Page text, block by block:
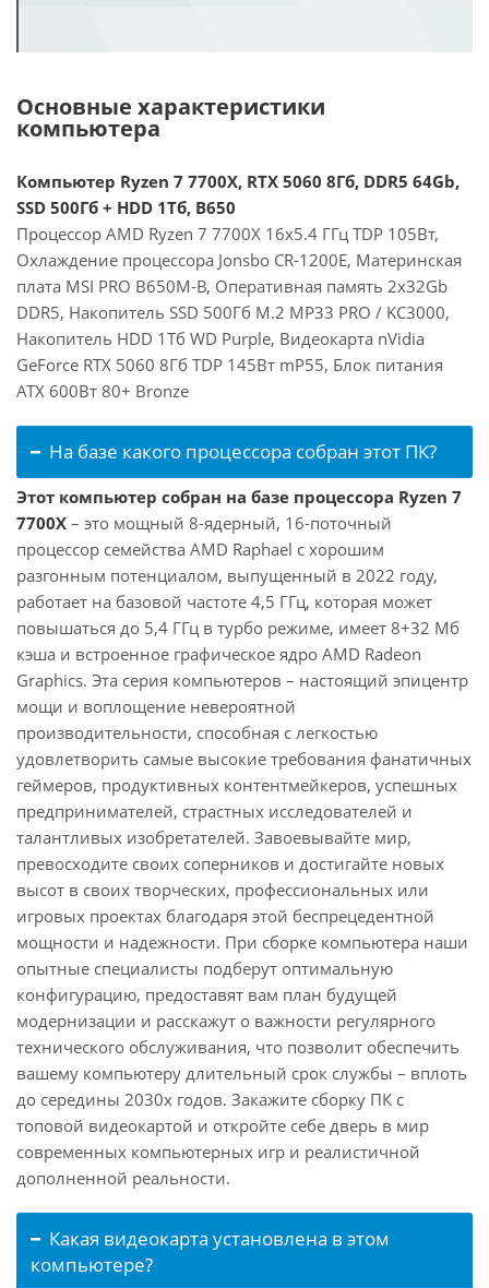
Основные характеристики
компьютера
Компьютер Ryzen 7 7700X, RTX 5060 8Гб, DDR5 64Gb,
SSD 500Гб + HDD 1Тб, B650
Процессор AMD Ryzen 7 7700X 16x5.4 ГГц TDP 105Вт,
Охлаждение процессора Jonsbo CR-1200E, Материнская
плата MSI PRO B650M-B, Оперативная память 2x32Gb
DDR5, Накопитель SSD 500Гб M.2 MP33 PRO / KC3000,
Накопитель HDD 1Тб WD Purple, Видеокарта nVidia
GeForce RTX 5060 8Гб TDP 145Вт mP55, Блок питания
ATX 600Вт 80+ Bronze
На базе какого процессора собран этот ПК?
Этот компьютер собран на базе процессора Ryzen 7
7700X – это мощный 8-ядерный, 16-поточный
процессор семейства AMD Raphael с хорошим
разгонным потенциалом, выпущенный в 2022 году,
работает на базовой частоте 4,5 ГГц, которая может
повышаться до 5,4 ГГц в турбо режиме, имеет 8+32 Мб
кэша и встроенное графическое ядро AMD Radeon
Graphics. Эта серия компьютеров – настоящий эпицентр
мощи и воплощение невероятной
производительности, способная с легкостью
удовлетворить самые высокие требования фанатичных
геймеров, продуктивных контентмейкеров, успешных
предпринимателей, страстных исследователей и
талантливых изобретателей. Завоевывайте мир,
превосходите своих соперников и достигайте новых
высот в своих творческих, профессиональных или
игровых проектах благодаря этой беспрецедентной
мощности и надежности. При сборке компьютера наши
опытные специалисты подберут оптимальную
конфигурацию, предоставят вам план будущей
модернизации и расскажут о важности регулярного
технического обслуживания, что позволит обеспечить
вашему компьютеру длительный срок службы – вплоть
до середины 2030х годов. Закажите сборку ПК с
топовой видеокартой и откройте себе дверь в мир
современных компьютерных игр и реалистичной
дополненной реальности.
Какая видеокарта установлена в этом
компьютере?